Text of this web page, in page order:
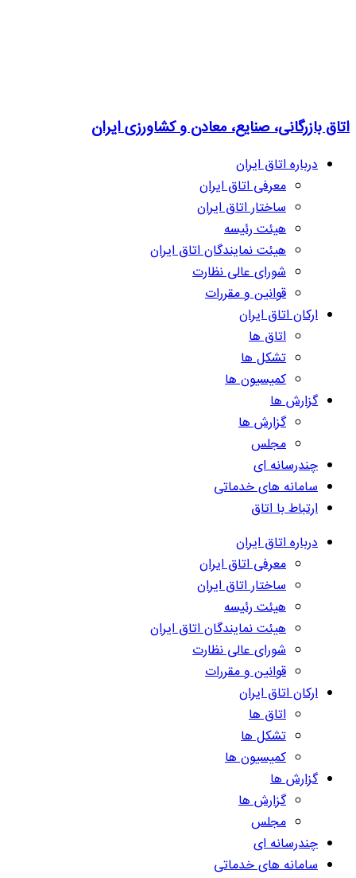
اتاق بازرگانی، صنایع، معادن و کشاورزی ایران
درباره اتاق ایران
معرفی اتاق ایران
ساختار اتاق ایران
هیئت رئیسه
هیئت نمایندگان اتاق ایران
شورای عالی نظارت
قوانین و مقررات
ارکان اتاق ایران
اتاق ها
تشکل ها
کمیسیون ها
گزارش ها
گزارش ها
مجلس
چندرسانه ای
سامانه های خدماتی
ارتباط با اتاق
درباره اتاق ایران
معرفی اتاق ایران
ساختار اتاق ایران
هیئت رئیسه
هیئت نمایندگان اتاق ایران
شورای عالی نظارت
قوانین و مقررات
ارکان اتاق ایران
اتاق ها
تشکل ها
کمیسیون ها
گزارش ها
گزارش ها
مجلس
چندرسانه ای
سامانه های خدماتی